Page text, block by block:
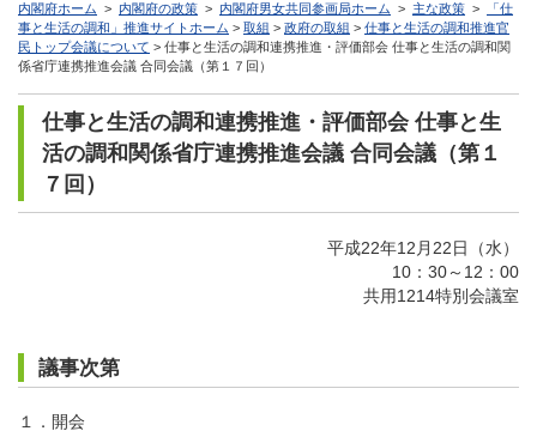
内閣府ホーム > 内閣府の政策 > 内閣府男女共同参画局ホーム > 主な政策 >
「仕
事と生活の調和」推進サイトホーム > 取組 > 政府の取組 > 仕事と生活の調和推進官
民トップ会議について > 仕事と生活の調和連携推進・評価部会 仕事と生活の調和関
係省庁連携推進会議 合同会議（第１７回）
仕事と生活の調和連携推進・評価部会 仕事と生
活の調和関係省庁連携推進会議 合同会議（第１
７回）
平成22年12月22日（水）
10：30～12：00
共用1214特別会議室
議事次第
１．開会